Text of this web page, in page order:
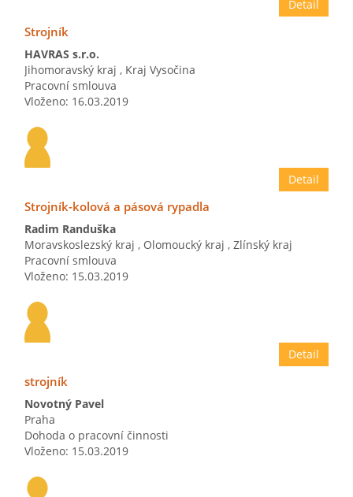
Detail
Strojník
HAVRAS s.r.o.
Jihomoravský kraj , Kraj Vysočina
Pracovní smlouva
Vloženo: 16.03.2019
Detail
Strojník-kolová a pásová rypadla
Radim Randuška
Moravskoslezský kraj , Olomoucký kraj , Zlínský kraj
Pracovní smlouva
Vloženo: 15.03.2019
Detail
strojník
Novotný Pavel
Praha
Dohoda o pracovní činnosti
Vloženo: 15.03.2019